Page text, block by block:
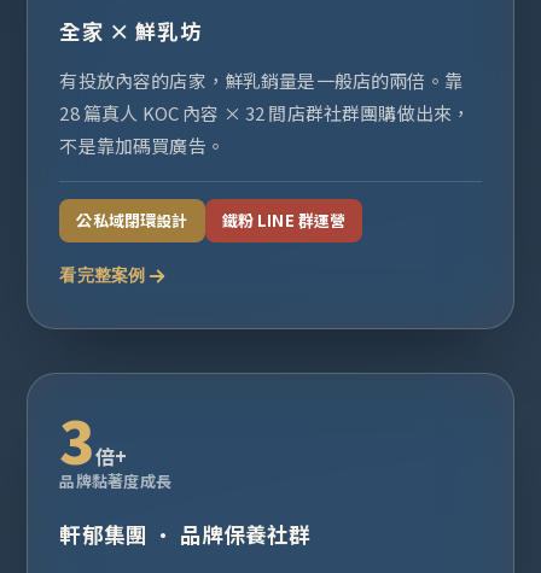
全家 × 鮮乳坊
有投放內容的店家，鮮乳銷量是一般店的兩倍。靠
28 篇真人 KOC 內容 × 32 間店群社群團購做出來，
不是靠加碼買廣告。
公私域閉環設計 鐵粉 LINE 群運營
看完整案例
3倍+
品牌黏著度成長
軒郁集團 · 品牌保養社群